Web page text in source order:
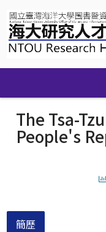
navigation
The Tsa-
People's
簡歷